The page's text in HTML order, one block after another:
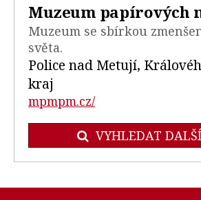
Muzeum papírových
Muzeum se sbírkou
světa.
Police nad Metují,
kraj
mpmpm.cz/
VYHLEDAT